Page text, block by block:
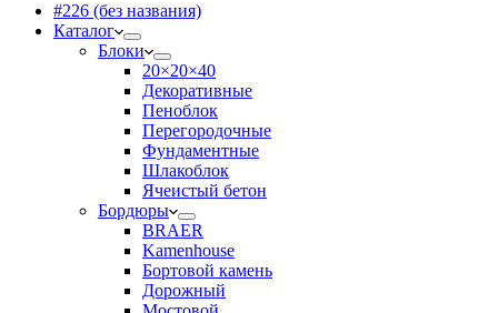
#226 (без названия)
Каталог
Блоки
20×20×40
Декоративные
Пеноблок
Перегородочные
Фундаментные
Шлакоблок
Ячеистый бетон
Бордюры
BRAER
Kamenhouse
Бортовой камень
Дорожный